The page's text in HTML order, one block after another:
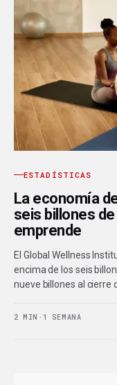
ESTADÍSTICAS
La economía
seis billones
emprende
El Global Wellness
encima de los seis
nueve billones al cierre
2 MIN · 1 SEMANA